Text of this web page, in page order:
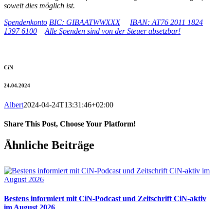
soweit dies möglich ist.
Spendenkonto BIC: GIBAATWWXXX
IBAN: AT76 2011 1824
1397 6100
Alle Spenden sind von der Steuer absetzbar!
CiN
24.04.2024
Albert2024-04-24T13:31:46+02:00
Share This Post, Choose Your Platform!
Facebook
X
WhatsApp
Pinterest
E-
Mail
Ähnliche Beiträge
Bestens informiert mit CiN-Podcast und Zeitschrift CiN-aktiv